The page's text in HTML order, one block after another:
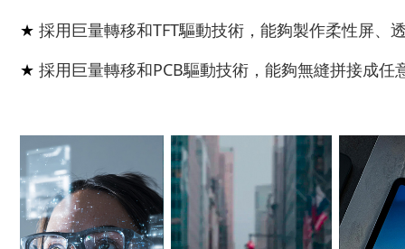
★ 採用巨量轉移和TFT驅動技術，能夠製作柔性屏
★ 採用巨量轉移和PCB驅動技術，能夠無縫拼接成